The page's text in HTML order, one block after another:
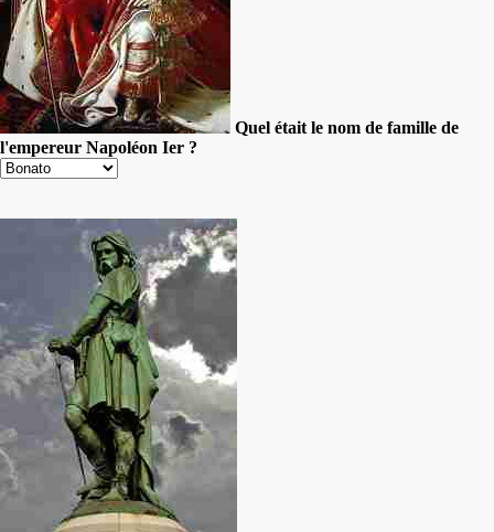
Quel était le nom de famille de
l'empereur Napoléon Ier ?